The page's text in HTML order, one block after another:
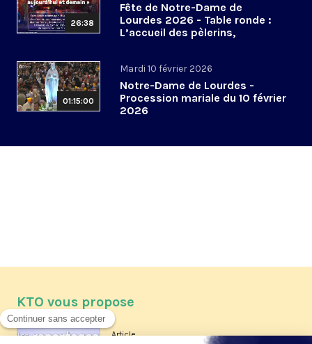
26:38
Fête de Notre-Dame de
Lourdes 2026 - Table ronde :
L’accueil des pèlerins,
01:15:00
Mardi 10 février 2026
Notre-Dame de Lourdes -
Procession mariale du 10 février
2026
KTO vous propose
Article